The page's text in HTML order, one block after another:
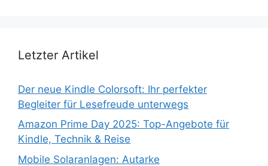
Letzter Artikel
Der neue Kindle Colorsoft: Ihr perfekter
Begleiter für Lesefreude unterwegs
Amazon Prime Day 2025: Top-Angebote für
Kindle, Technik & Reise
Mobile Solaranlagen: Autarke